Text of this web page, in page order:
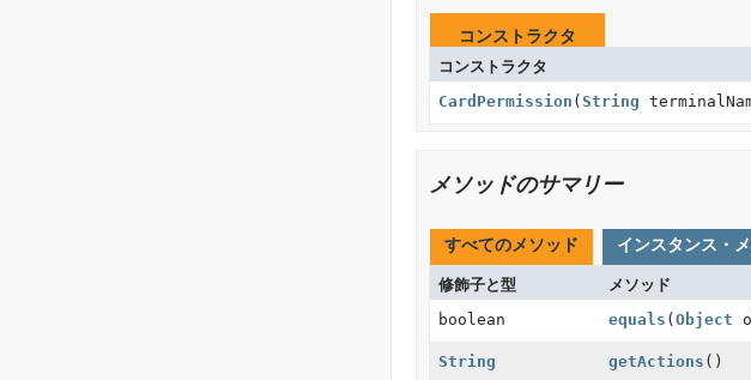
コンストラクタ
コンストラクタ
CardPermission ( String
メソッドのサマリー
すべてのメソッド インスタンス・
修飾子と型 メソッド
boolean
equals ( Object
String getActions ()